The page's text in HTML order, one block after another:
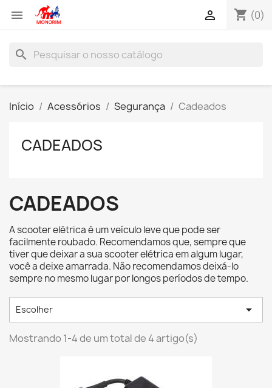
 shopping_cart (0)

search
Início Acessórios Segurança Cadeados
CADEADOS
CADEADOS
A scooter elétrica é um veículo leve que pode ser
facilmente roubado. Recomendamos que, sempre que
tiver que deixar a sua scooter elétrica em algum lugar,
você a deixe amarrada. Não recomendamos deixá-lo
sempre no mesmo lugar por longos períodos de tempo.
Escolher 
Mostrando 1-4 de um total de 4 artigo(s)